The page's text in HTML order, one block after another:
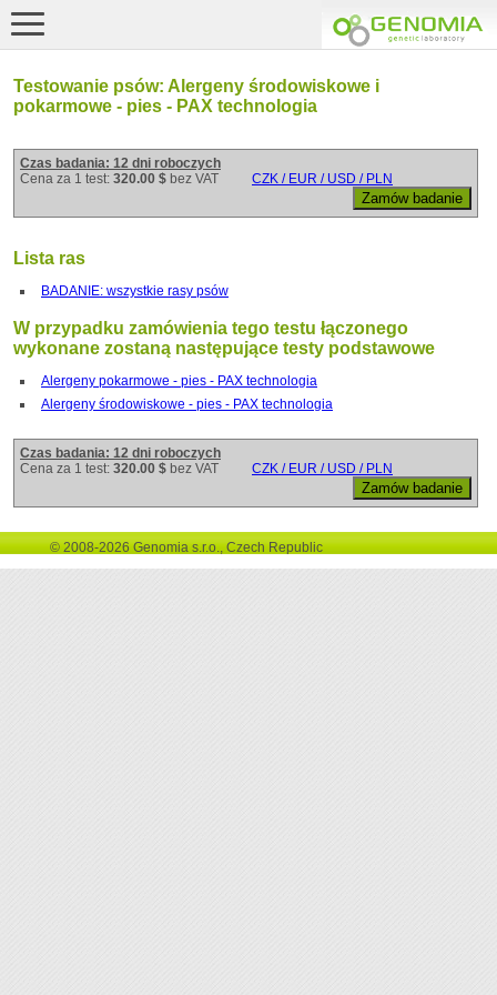
Testowanie psów: Alergeny środowiskowe i
pokarmowe - pies - PAX technologia
Czas badania: 12 dni roboczych
Cena za 1 test: 320.00 $ bez VAT CZK / EUR / USD / PLN
Lista ras
BADANIE: wszystkie rasy psów
W przypadku zamówienia tego testu łączonego
wykonane zostaną następujące testy podstawowe
Alergeny pokarmowe - pies - PAX technologia
Alergeny środowiskowe - pies - PAX technologia
Czas badania: 12 dni roboczych
Cena za 1 test: 320.00 $ bez VAT CZK / EUR / USD / PLN
© 2008-2026 Genomia s.r.o., Czech Republic